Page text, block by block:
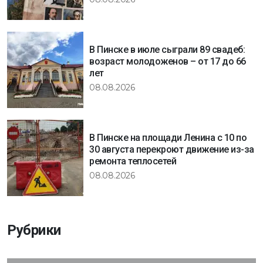
В Пинске в июле сыграли 89 свадеб:
возраст молодоженов – от 17 до 66
лет
08.08.2026
В Пинске на площади Ленина с 10 по
30 августа перекроют движение из-за
ремонта теплосетей
08.08.2026
Рубрики